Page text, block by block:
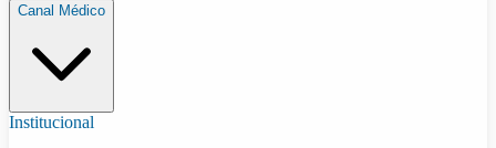
Canal Médico
Institucional